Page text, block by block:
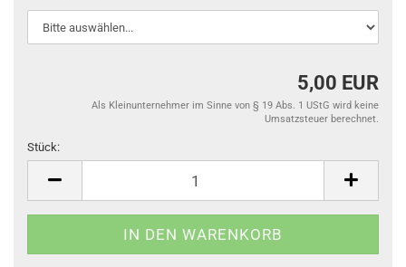
5,00 EUR
Als Kleinunternehmer im Sinne von § 19 Abs. 1 UStG wird keine
Umsatzsteuer berechnet.
Stück: